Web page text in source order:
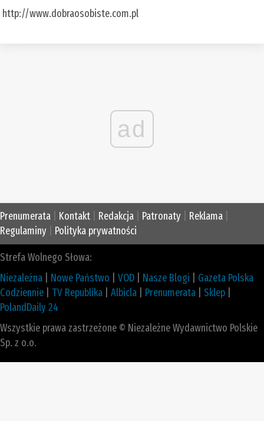
http://www.dobraosobiste.com.pl
ad
Prenumerata Kontakt Redakcja Patronaty Reklama
Regulaminy
Polityka prywatności
Strefa Wolnego Słowa:
Niezależna
Nowe Państwo VOD Nasze Blogi
Gazeta Polska
Codziennie
TV Republika Albicla Prenumerata Sklep
PolandDaily 24
Wszystkie prawa zastrzeżone © Niezależne Wydawnictwo Polskie
Sp. z o.o.